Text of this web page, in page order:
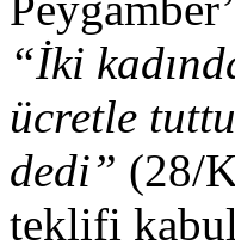
“İki
ücretle
dedi” (28/
teklifi